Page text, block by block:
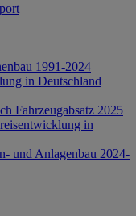
1991-2024
in Deutschland
Fahrzeugabsatz 2025
in
und Anlagenbau 2024-